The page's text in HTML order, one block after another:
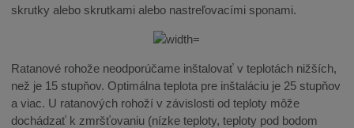
skrutky alebo skrutkami alebo nastreľovacími sponami.
Ratanové rohože neodporúčame inštalovať v teplotách nižších,
než je 15 stupňov. Optimálna teplota pre inštaláciu je 25 stupňov
a viac. U ratanových rohoží v závislosti od teploty môže
dochádzať k zmršťovaniu (nízke teploty, teploty pod bodom